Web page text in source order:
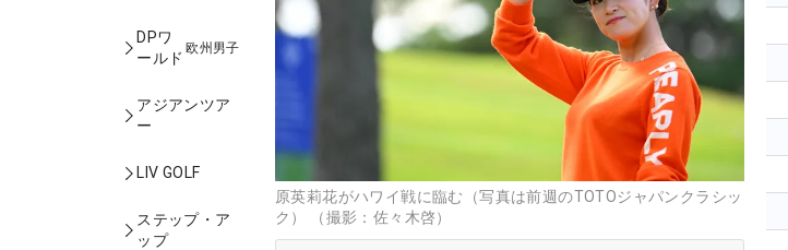
DPワ
ールド
欧州男子
アジアンツア
ー
LIV GOLF
ステップ・ア
ップ
原英莉花がハワイ戦に臨む（写真は前週のTOTOジャパンクラシッ
ク） （撮影：佐々木啓）